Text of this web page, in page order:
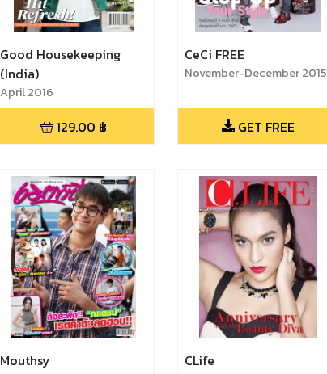
Good Housekeeping
(India)
April 2016
129.00 ฿
CeCi FREE
November-December 2015
GET FREE
Mouthsy CLife